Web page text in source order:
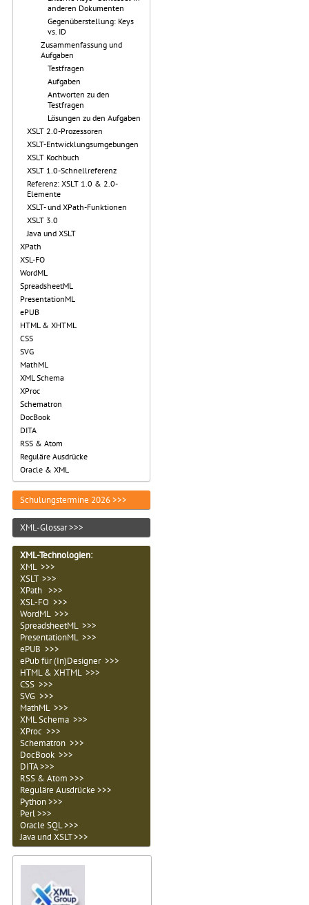
anderen Dokumenten
Gegenüberstellung: Keys
vs. ID
Zusammenfassung und
Aufgaben
Testfragen
Aufgaben
Antworten zu den
Testfragen
Lösungen zu den Aufgaben
XSLT 2.0-Prozessoren
XSLT-Entwicklungsumgebungen
XSLT Kochbuch
XSLT 1.0-Schnellreferenz
Referenz: XSLT 1.0 & 2.0-
Elemente
XSLT- und XPath-Funktionen
XSLT 3.0
Java und XSLT
XPath
XSL-FO
WordML
SpreadsheetML
PresentationML
ePUB
HTML & XHTML
CSS
SVG
MathML
XML Schema
XProc
Schematron
DocBook
DITA
RSS & Atom
Reguläre Ausdrücke
Oracle & XML
Schulungstermine 2026 >>>
XML-Glossar >>>
XML-Technologien:
XML >>>
XSLT >>>
XPath >>>
XSL-FO >>>
WordML >>>
SpreadsheetML >>>
PresentationML >>>
ePUB >>>
ePub für (In)Designer >>>
HTML & XHTML >>>
CSS >>>
SVG >>>
MathML >>>
XML Schema >>>
XProc >>>
Schematron >>>
DocBook >>>
DITA >>>
RSS & Atom >>>
Reguläre Ausdrücke >>>
Python >>>
Perl >>>
Oracle SQL >>>
Java und XSLT >>>